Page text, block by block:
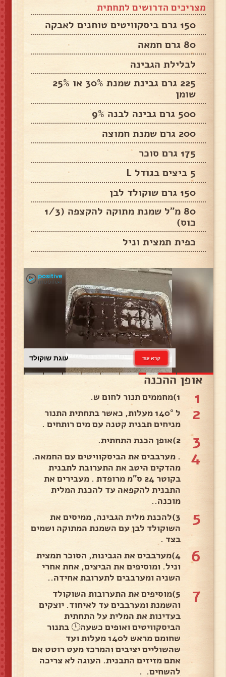
מצריכים הדרושים לתחתית
150 גרם ביסקוויטים טוחנים לאבקה
80 גרם חמאה
לבלילת הגבינה
225 גרם גבינת שמנת 30% או 25%
שומן
500 גרם גבינה לבנה 9%
200 גרם שמנת חמוצה
175 גרם סוכר
5 ביצים בגודל L
150 גרם שוקולד לבן
80 מ"ל שמנת מתוקה להקצפה (1/3
כוס)
כפית תמצית וניל
עוגת שוקולד קרא עוד
אופן ההכנה
1 1)מחממים תנור לחום ש.
2
ל 140° מעלות, כאשר בתחתית התנור
מניחים תבנית קטנה עם מים רותחים .
3 2)אופן הכנת התחתית.
4
. מערבבים את הביסקוויטים עם החמאה.
מהדקים היטב את התערובת לתבנית
בקוטר 24 ס"מ מרופדת . מעבירים את
התבנית להקפאה עד להכנת המלית
מוכנה..
5
3)להכנת מלית הגבינה, ממיסים את
השוקולד לבן עם השמנת המתוקה ושמים
בצד .
6
4)מערבבים את הגבינות, הסוכר תמצית
וניל. ומוסיפים את הביצים, אחת אחרי
השניה ומערבבים לתערובת אחידה..
7
5)מוסיפים את התערובות השוקולד
והשמנת ומערבבים עד לאיחוד. יוצקים
בעדינות את המלית על התחתית
הביסקוויטים ואופים כשעה🕛 בתנור
שחומם מראש ל140 מעלות ועד
שהשוליים יציבים והמרכז מעט רוטט אם
אתם מזיזים התבנית. העוגה לא צריכה
להשחים. .